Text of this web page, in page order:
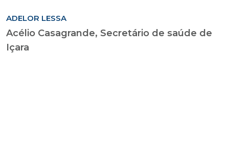
ADELOR LESSA
Acélio Casagrande, Secretário de saúde de
Içara